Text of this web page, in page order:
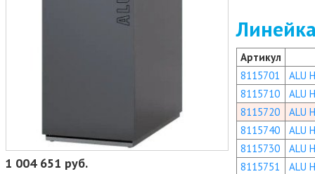
1 004 651 руб.
Артикул
8115701
ALU
8115710
ALU
8115720
ALU
8115740
ALU
8115730
ALU
8115751
ALU